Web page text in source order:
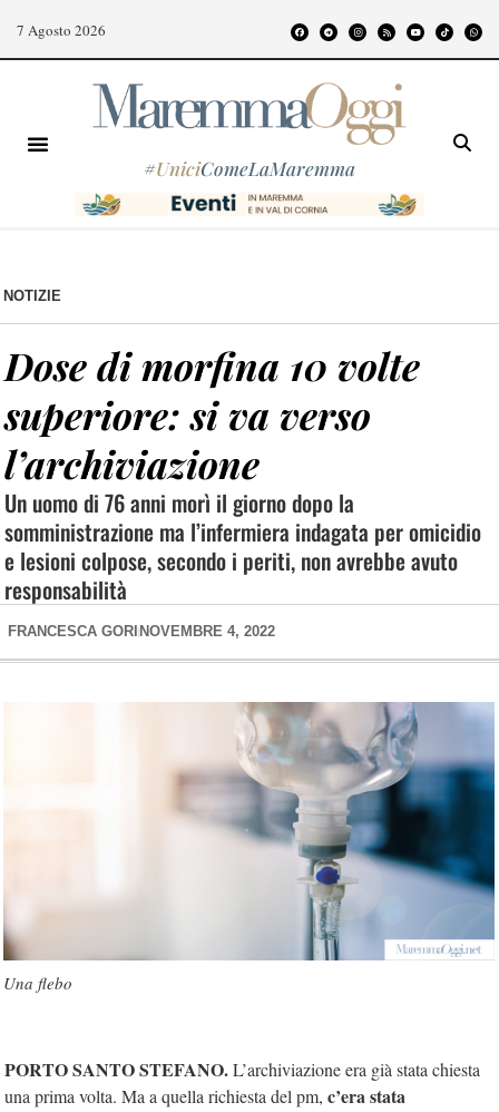
7 Agosto 2026
#UniciComeLaMaremma
NOTIZIE
Dose di morfina 10 volte
superiore: si va verso
l’archiviazione
Un uomo di 76 anni morì il giorno dopo la
somministrazione ma l’infermiera indagata per omicidio
e lesioni colpose, secondo i periti, non avrebbe avuto
responsabilità
FRANCESCA GORI NOVEMBRE 4, 2022
Una flebo
PORTO SANTO STEFANO.L’archiviazione era già stata chiesta
una prima volta. Ma a quella richiesta del pm, c’era stata